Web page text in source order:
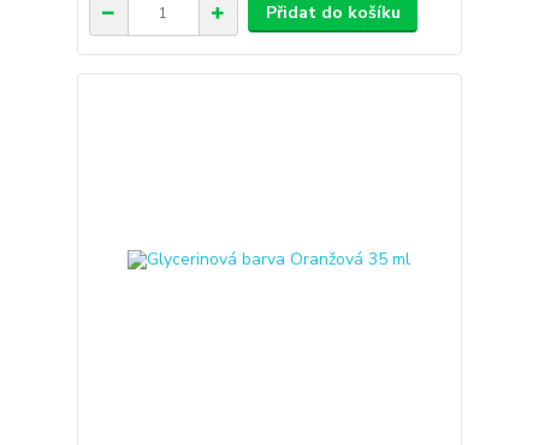
Přidat do košíku